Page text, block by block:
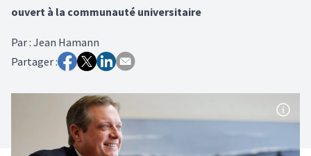
ouvert à la communauté universitaire
Par: Jean Hamann
Partager :